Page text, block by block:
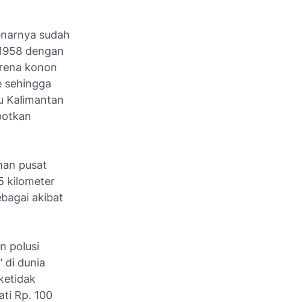
sudah
dengan
konon
sehingga
Kalimantan
pusat
kilometer
akibat
polusi
di dunia
Rp. 100